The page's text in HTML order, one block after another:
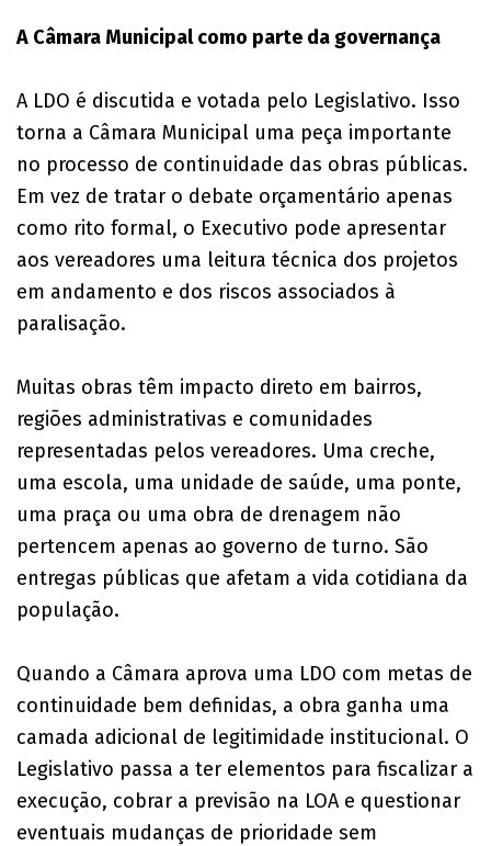
A Câmara Municipal como parte da governança
A LDO é discutida e votada pelo Legislativo. Isso
torna a Câmara Municipal uma peça importante
no processo de continuidade das obras públicas.
Em vez de tratar o debate orçamentário apenas
como rito formal, o Executivo pode apresentar
aos vereadores uma leitura técnica dos projetos
em andamento e dos riscos associados à
paralisação.
Muitas obras têm impacto direto em bairros,
regiões administrativas e comunidades
representadas pelos vereadores. Uma creche,
uma escola, uma unidade de saúde, uma ponte,
uma praça ou uma obra de drenagem não
pertencem apenas ao governo de turno. São
entregas públicas que afetam a vida cotidiana da
população.
Quando a Câmara aprova uma LDO com metas de
continuidade bem definidas, a obra ganha uma
camada adicional de legitimidade institucional. O
Legislativo passa a ter elementos para fiscalizar a
execução, cobrar a previsão na LOA e questionar
eventuais mudanças de prioridade sem